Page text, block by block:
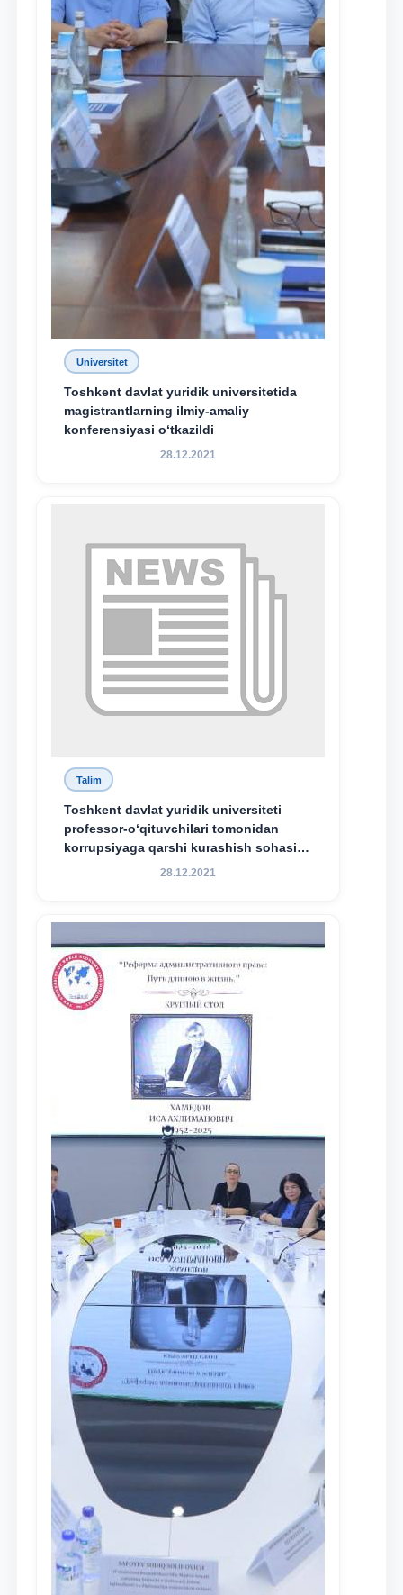
Universitet
Toshkent davlat yuridik universitetida
magistrantlarning ilmiy-amaliy
konferensiyasi o‘tkazildi
28.12.2021
Talim
Toshkent davlat yuridik universiteti
professor-o‘qituvchilari tomonidan
korrupsiyaga qarshi kurashish sohasida
amalga oshirilayotgan islohotlar hamda
maqsadida xorijiy va mahalliy ilmiy
nashrlarda chop etilgan maqolalar
dayjesti
28.12.2021